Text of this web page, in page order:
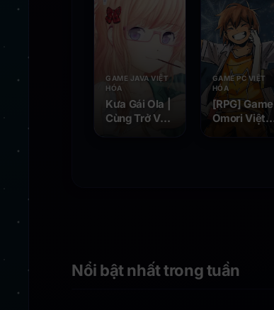
GAME JAVA VIỆT
HÓA
Kưa Gái Ola |
Cùng Trở Về
GAME PC VIỆT
HÓA
[RPG] Game
Omori Việt
Nổi bật nhất trong tuần